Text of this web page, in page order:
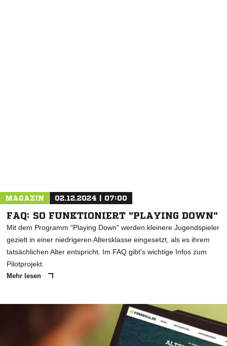
MAGAZIN 02.12.2024 | 07:00
FAQ: SO FUNKTIONIERT "PLAYING DOWN"
Mit dem Programm "Playing Down" werden kleinere Jugendspieler
gezielt in einer niedrigeren Altersklasse eingesetzt, als es ihrem
tatsächlichen Alter entspricht. Im FAQ gibt's wichtige Infos zum
Pilotprojekt.
Mehr lesen